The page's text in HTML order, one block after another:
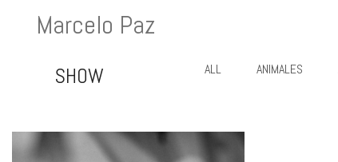
Marcelo Paz
SHOW ALL ANIMALES